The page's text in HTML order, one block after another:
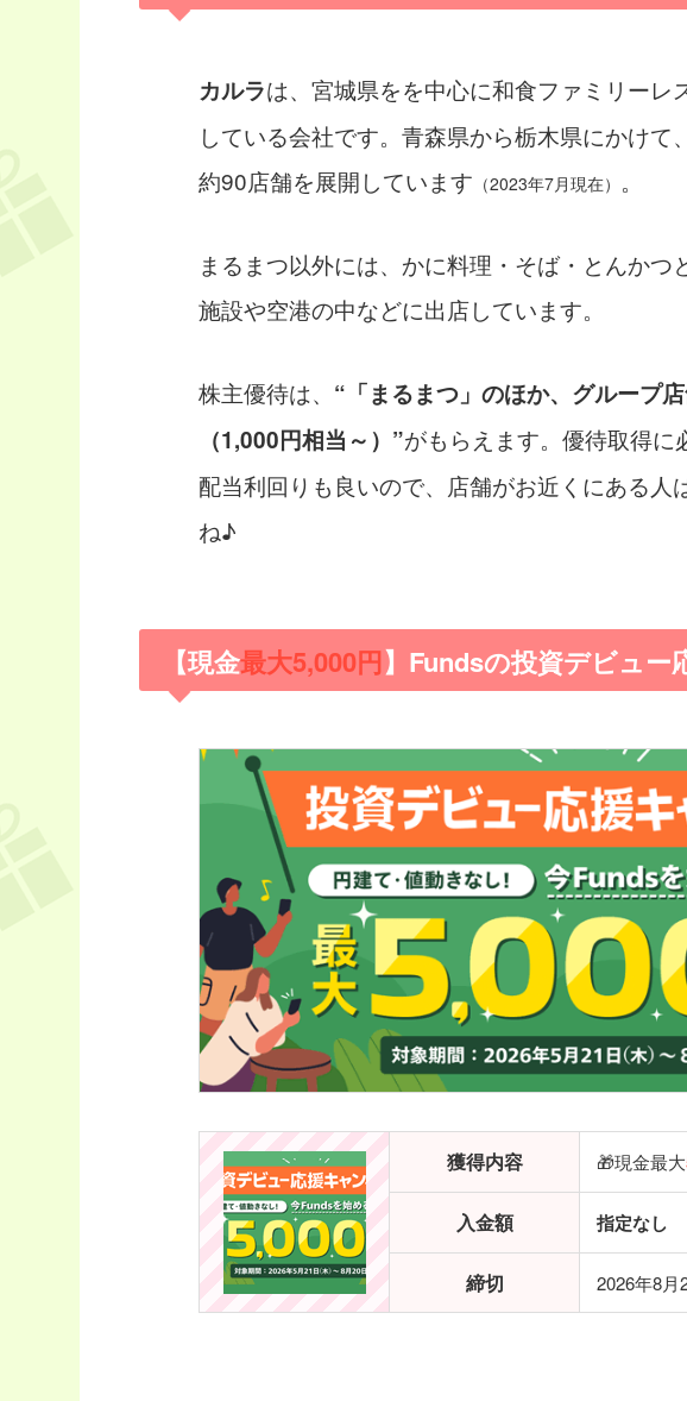
カルラは、宮城県をを中心に和食ファミリーレ
している会社です。青森県から栃木県にかけ
約90店舗を展開しています （2023年7月現在） 。
まるまつ以外には、かに料理・そば・とんかつ
施設や空港の中などに出店しています。
株主優待は、 “「まるまつ」のほか、グループ
（1,000円相当～）”がもらえます。優待取得に
配当利回りも良いので、店舗がお近くにある人
ね♪
【現金最大5,000円】Fundsの投資デビュー
獲得内容 🎁現金最大
入金額 指定なし
締切 2026年8月